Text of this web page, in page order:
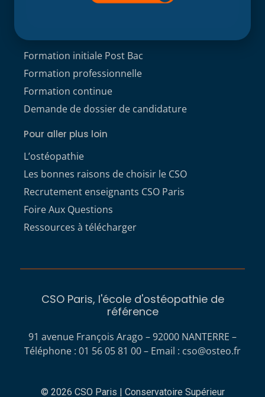
ACCÈS ÉTUDIANT
Formation initiale Post Bac
Formation professionnelle
Formation continue
Demande de dossier de candidature
Pour aller plus loin
L’ostéopathie
Les bonnes raisons de choisir le CSO
Recrutement enseignants CSO Paris
Foire Aux Questions
Ressources à télécharger
CSO Paris, l'école d'ostéopathie de
référence
91 avenue François Arago – 92000 NANTERRE –
Téléphone : 01 56 05 81 00 – Email : cso@osteo.fr
© 2026 CSO Paris | Conservatoire Supérieur